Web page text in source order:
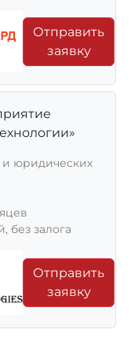
Отправить
заявку
юридических
без залога
Отправить
заявку